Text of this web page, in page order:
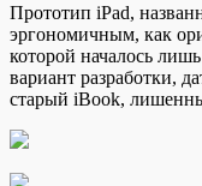
Прототип iPad,
эргономичным, как
которой началось
вариант разработки,
старый iBook,